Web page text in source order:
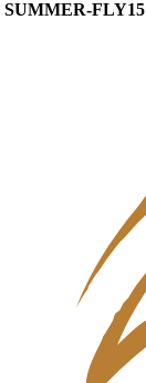
SUMMER-FLY15